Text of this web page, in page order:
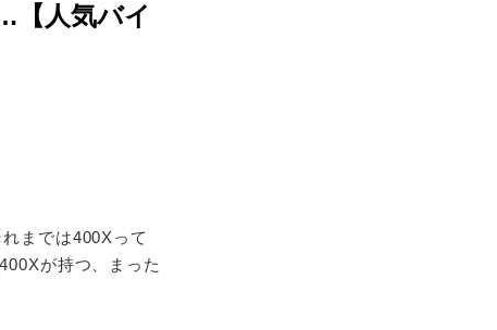
【人気バイ
までは400Xって
が持つ、まった